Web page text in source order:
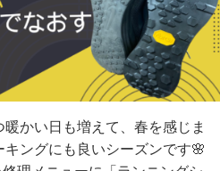
かい日も増えて、春を感じま
ングにも良いシーズンです🌸